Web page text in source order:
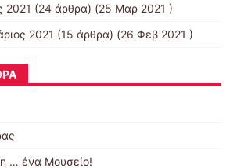
2021 (24 άρθρα) (25 Μαρ 2021 )
2021 (15 άρθρα) (26 Φεβ 2021 )
… ένα Μουσείο!